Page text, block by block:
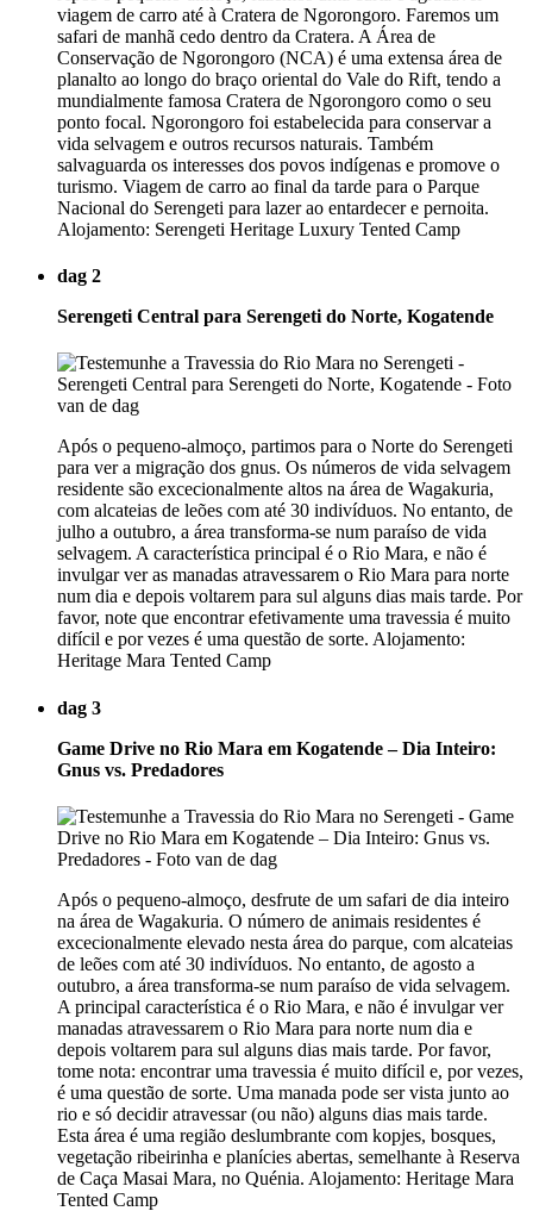
viagem de carro até à Cratera de Ngorongoro. Faremos um
safari de manhã cedo dentro da Cratera. A Área de
Conservação de Ngorongoro (NCA) é uma extensa área de
planalto ao longo do braço oriental do Vale do Rift, tendo a
mundialmente famosa Cratera de Ngorongoro como o seu
ponto focal. Ngorongoro foi estabelecida para conservar a
vida selvagem e outros recursos naturais. Também
salvaguarda os interesses dos povos indígenas e promove o
turismo. Viagem de carro ao final da tarde para o Parque
Nacional do Serengeti para lazer ao entardecer e pernoita.
Alojamento: Serengeti Heritage Luxury Tented Camp
dag 2
Serengeti Central para Serengeti do Norte, Kogatende
Após o pequeno-almoço, partimos para o Norte do Serengeti
para ver a migração dos gnus. Os números de vida selvagem
residente são excecionalmente altos na área de Wagakuria,
com alcateias de leões com até 30 indivíduos. No entanto, de
julho a outubro, a área transforma-se num paraíso de vida
selvagem. A característica principal é o Rio Mara, e não é
invulgar ver as manadas atravessarem o Rio Mara para norte
num dia e depois voltarem para sul alguns dias mais tarde. Por
favor, note que encontrar efetivamente uma travessia é muito
difícil e por vezes é uma questão de sorte. Alojamento:
Heritage Mara Tented Camp
dag 3
Game Drive no Rio Mara em Kogatende – Dia Inteiro:
Gnus vs. Predadores
Após o pequeno-almoço, desfrute de um safari de dia inteiro
na área de Wagakuria. O número de animais residentes é
excecionalmente elevado nesta área do parque, com alcateias
de leões com até 30 indivíduos. No entanto, de agosto a
outubro, a área transforma-se num paraíso de vida selvagem.
A principal característica é o Rio Mara, e não é invulgar ver
manadas atravessarem o Rio Mara para norte num dia e
depois voltarem para sul alguns dias mais tarde. Por favor,
tome nota: encontrar uma travessia é muito difícil e, por vezes,
é uma questão de sorte. Uma manada pode ser vista junto ao
rio e só decidir atravessar (ou não) alguns dias mais tarde.
Esta área é uma região deslumbrante com kopjes, bosques,
vegetação ribeirinha e planícies abertas, semelhante à Reserva
de Caça Masai Mara, no Quénia. Alojamento: Heritage Mara
Tented Camp